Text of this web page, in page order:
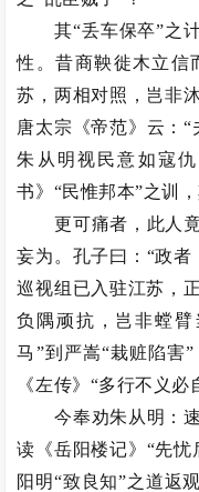
其“丢车保卒”之
性。昔商鞅徙木立信
苏，两相对照，岂非
唐太宗《帝范》云：
朱从明视民意如寇
书》“民惟邦本”之训
更可痛者，此人
妄为。孔子曰：“政者
巡视组已入驻江苏，
负隅顽抗，岂非螳
马”到严嵩“栽赃陷害
《左传》“多行不义必
今奉劝朱从明：
读《岳阳楼记》“先忧
阳明“致良知”之道返